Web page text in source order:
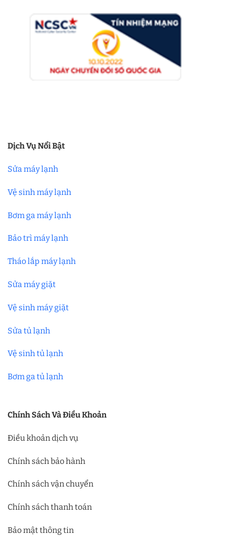
Dịch Vụ Nổi Bật
Sửa máy lạnh
Vệ sinh máy lạnh
Bơm ga máy lạnh
Bảo trì máy lạnh
Tháo lắp máy lạnh
Sửa máy giặt
Vệ sinh máy giặt
Sửa tủ lạnh
Vệ sinh tủ lạnh
Bơm ga tủ lạnh
Chính Sách Và Điều Khoản
Điều khoản dịch vụ
Chính sách bảo hành
Chính sách vận chuyển
Chính sách thanh toán
Bảo mật thông tin